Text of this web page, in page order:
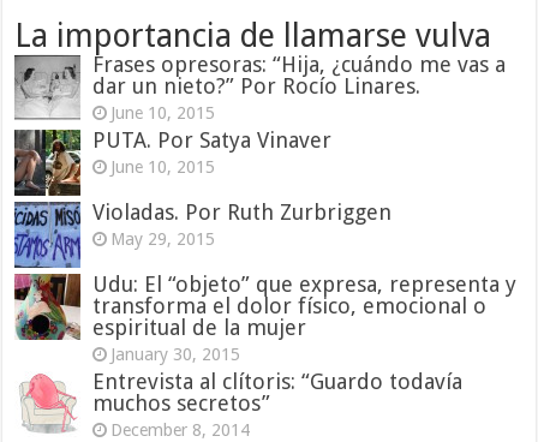
La importancia de llamarse vulva
Frases opresoras: “Hija, ¿cuándo me vas a
dar un nieto?” Por Rocío Linares.
June 10, 2015
PUTA. Por Satya Vinaver
June 10, 2015
Violadas. Por Ruth Zurbriggen
May 29, 2015
Udu: El “objeto” que expresa, representa y
transforma el dolor físico, emocional o
espiritual de la mujer
January 30, 2015
Entrevista al clítoris: “Guardo todavía
muchos secretos”
December 8, 2014